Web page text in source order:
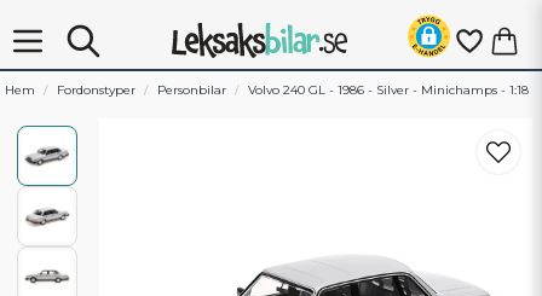
Hem Fordonstyper Personbilar Volvo 240 GL - 1986 - Silver - Minichamps - 1:18